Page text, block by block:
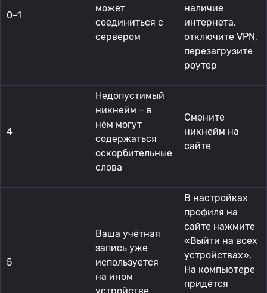
0–1
может
соединиться с
сервером
наличие
интернета,
отключите VPN,
перезагрузите
роутер
4
Недопустимый
никнейм – в
нём могут
содержаться
оскорбительные
слова
Смените
никнейм на
сайте
5
Ваша учётная
запись уже
используется
на ином
В настройках
профиля на
сайте нажмите
«Выйти на всех
устройствах».
На компьютере
придётся